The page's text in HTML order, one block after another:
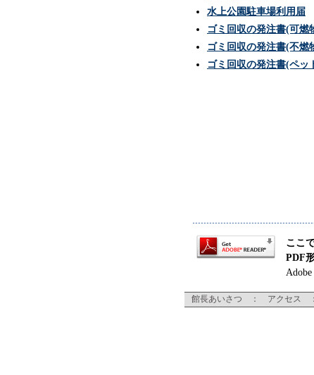
水上公園駐車場利用届
ゴミ回収の発注書(可燃
ゴミ回収の発注書(不燃
ゴミ回収の発注書(ペッ
ここ
PDF
館長あいさつ ： アクセス